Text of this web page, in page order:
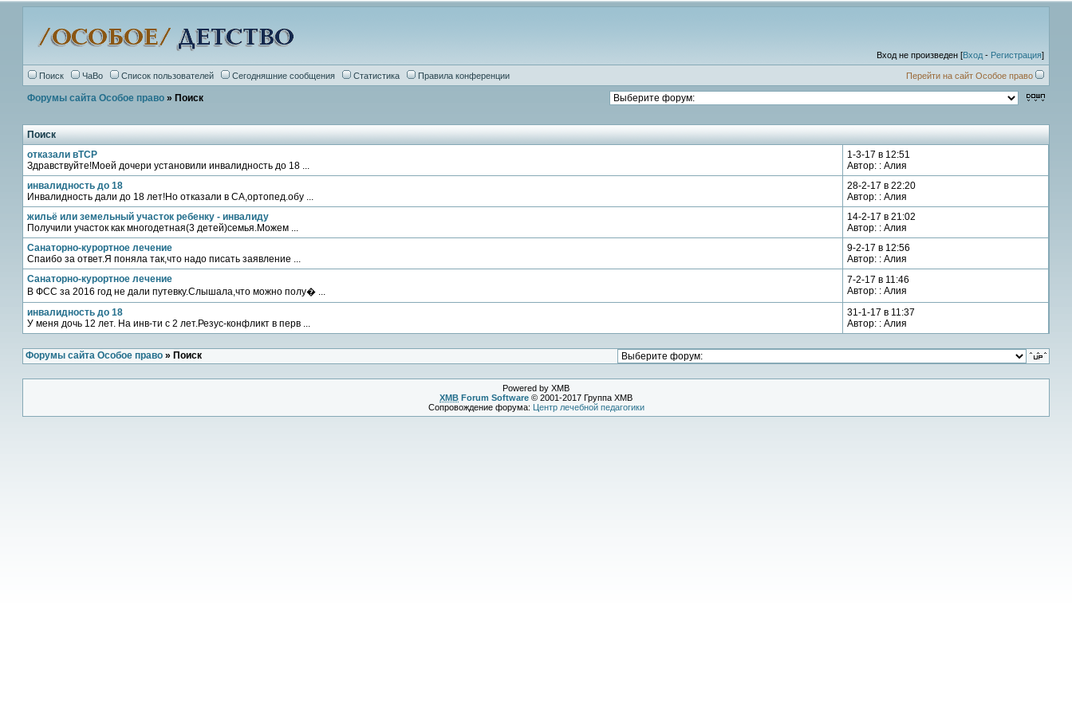
Вход не произведен [Вход - Регистрация]
Поиск ЧаВо Список пользователей Сегодняшние сообщения Статистика Правила конференции Перейти на сайт Особое право
Форумы сайта Особое право » Поиск
Поиск
отказали вТСР
Здравствуйте!Моей дочери установили инвалидность до 18 ...
1-3-17 в 12:51
Автор: : Алия
инвалидность до 18
Инвалидность дали до 18 лет!Но отказали в СА,ортопед.обу ...
28-2-17 в 22:20
Автор: : Алия
жильё или земельный участок ребенку - инвалиду
Получили участок как многодетная(3 детей)семья.Можем ...
14-2-17 в 21:02
Автор: : Алия
Санаторно-курортное лечение
Спаибо за ответ.Я поняла так,что надо писать заявление ...
9-2-17 в 12:56
Автор: : Алия
Санаторно-курортное лечение
В ФСС за 2016 год не дали путевку.Слышала,что можно полу� ...
7-2-17 в 11:46
Автор: : Алия
инвалидность до 18
У меня дочь 12 лет. На инв-ти с 2 лет.Резус-конфликт в перв ...
31-1-17 в 11:37
Автор: : Алия
Форумы сайта Особое право » Поиск
Powered by XMB
XMB Forum Software © 2001-2017 Группа XMB
Сопровождение форума: Центр лечебной педагогики